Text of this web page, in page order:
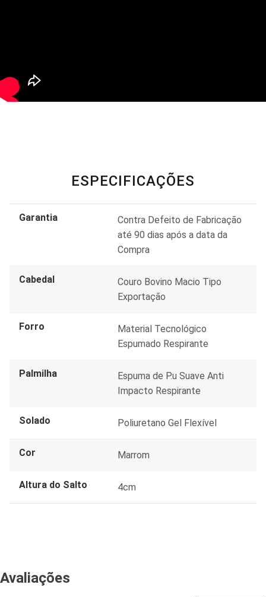
ESPECIFICAÇÕES
Garantia
Contra Defeito de Fabricação
até 90 dias após a data da
Compra
Cabedal
Couro Bovino Macio Tipo
Exportação
Forro
Material Tecnológico
Espumado Respirante
Palmilha
Espuma de P.u Suave Anti
Impacto Respirante
Solado Poliuretano Gel Flexível
Cor Marrom
Altura do Salto 4cm
Avaliações